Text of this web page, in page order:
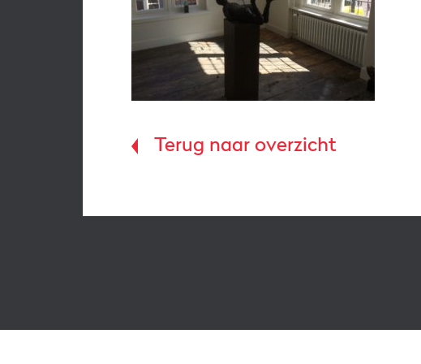
Terug naar overzicht